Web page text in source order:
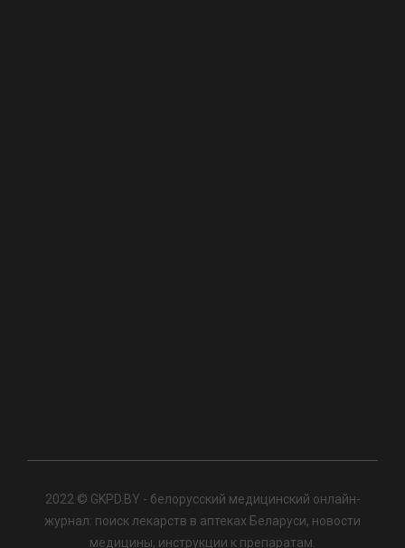
2022 © GKPD.BY - белорусский медицинский онлайн-
журнал: поиск лекарств в аптеках Беларуси, новости
медицины, инструкции к препаратам.